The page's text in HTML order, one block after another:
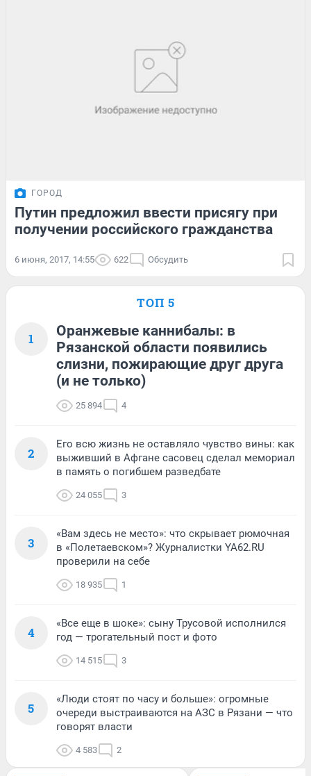
ГОРОД
Путин предложил ввести присягу при
получении российского гражданства
6 июня, 2017, 14:55 622 Обсудить
ТОП 5
1
Оранжевые каннибалы: в
Рязанской области появились
слизни, пожирающие друг друга
(и не только)
25 894 4
2
Его всю жизнь не оставляло чувство вины: как
выживший в Афгане сасовец сделал мемориал
в память о погибшем разведбате
24 055 3
3
«Вам здесь не место»: что скрывает рюмочная
в «Полетаевском»? Журналистки YA62.RU
проверили на себе
18 935 1
4
«Все еще в шоке»: сыну Трусовой исполнился
год — трогательный пост и фото
14 515 3
5
«Люди стоят по часу и больше»: огромные
очереди выстраиваются на АЗС в Рязани — что
говорят власти
4 583 2